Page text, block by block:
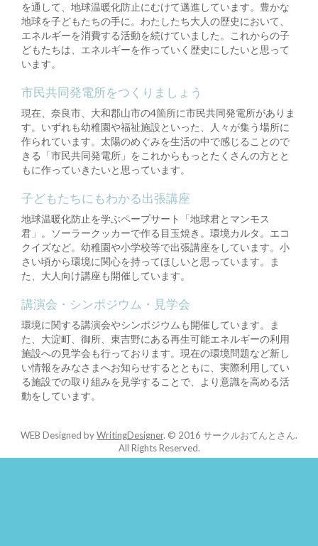
を通して、地球温暖化防止にむけて邁進しています。豊かな
地球を子どもたちの手に。わたしたち大人の歴史において、
エネルギーを消費する活動を続けていました。これからの子
どもたちは、エネルギーを作っていく歴史にしたいと思って
います。
市民共同発電所をつくりましょう
現在、奈良市、大和郡山市の4箇所に市民共同発電所がありま
す。いずれも幼稚園や福祉施設といった、人々が集う場所に
作られています。太陽のめぐみを生活の中で感じることので
きる「市民共同発電所」をこれからもっとたくさんの方とと
もに作っていきたいと思っています。
子どもたちにもわかる出張講座
地球温暖化防止を学ぶペープサート「地球君とマンモス
君」。ソーラークッカーで作る目玉焼き。環境カルタ。エコ
クイズなど。幼稚園や小学校等で出張講座をしています。小
さい頃から環境に関心を持ってほしいと思っています。ま
た、大人向け講座も開催しています。
講演会・シンポジウム・見学会
環境に関する講演会やシンポジウムも開催しています。ま
た、大淀町、御所、東吉野にある再生可能エネルギーの利用
施設への見学会も行っております。現在の環境問題など新し
い情報をみなさまへお知らせするとともに、実際利用してい
る施設での取り組みを見学することで、より意識を高める活
動をしています。
WEB Designed byWritingDesigner. © 2016 サークルおてんとさん.
All Rights Reserved.